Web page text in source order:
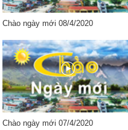
Chào ngày mới 08/4/2020
Chào ngày mới 07/4/2020